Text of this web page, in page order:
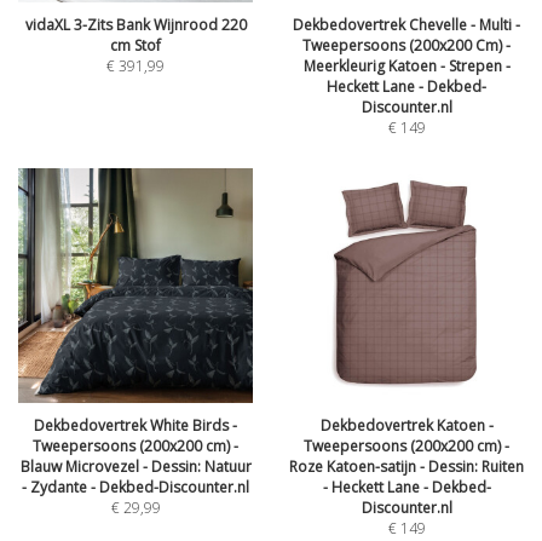
vidaXL 3-Zits Bank Wijnrood 220
cm Stof
€391,99
Dekbedovertrek Chevelle - Multi -
Tweepersoons (200x200 Cm) -
Meerkleurig Katoen - Strepen -
Heckett Lane - Dekbed-
Discounter.nl
€ 149
Dekbedovertrek White Birds -
Tweepersoons (200x200 cm) -
Blauw Microvezel - Dessin: Natuur
- Zydante - Dekbed-Discounter.nl
€29,99
Dekbedovertrek Katoen -
Tweepersoons (200x200 cm) -
Roze Katoen-satijn - Dessin: Ruiten
- Heckett Lane - Dekbed-
Discounter.nl
€ 149